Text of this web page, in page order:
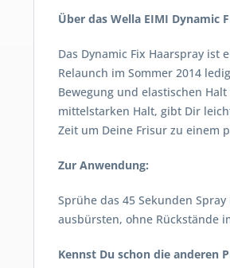
Über das Wella EIMI Dynamic
Das Dynamic Fix Haarspray ist
Relaunch im Sommer 2014
Bewegung und elastischen
mittelstarken Halt, gibt Dir
Zeit um Deine Frisur zu einem
Zur Anwendung:
Sprühe das 45 Sekunden
ausbürsten, ohne Rückstände
Kennst Du schon die anderen